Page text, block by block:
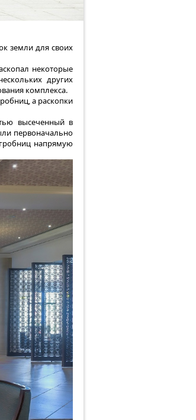
земли для своих
некоторые
других
комплекса.
а раскопки
высеченный в
первоначально
напрямую